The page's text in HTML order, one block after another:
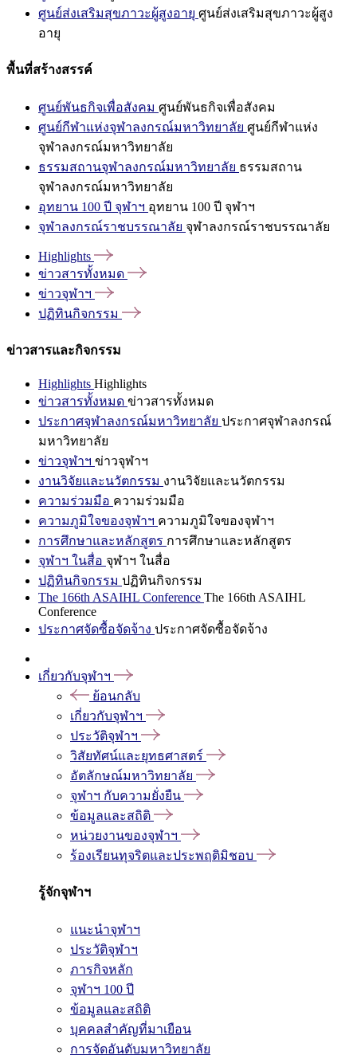
ศูนย์ส่งเสริมสุขภาวะผู้สูงอายุ ศูนย์ส่งเสริมสุขภาวะผู้สูง
อายุ
พื้นที่สร้างสรรค์
ศูนย์พันธกิจเพื่อสังคม ศูนย์พันธกิจเพื่อสังคม
ศูนย์กีฬาแห่งจุฬาลงกรณ์มหาวิทยาลัย ศูนย์กีฬาแห่ง
จุฬาลงกรณ์มหาวิทยาลัย
ธรรมสถานจุฬาลงกรณ์มหาวิทยาลัย ธรรมสถาน
จุฬาลงกรณ์มหาวิทยาลัย
อุทยาน 100 ปี จุฬาฯ อุทยาน 100 ปี จุฬาฯ
จุฬาลงกรณ์ราชบรรณาลัย จุฬาลงกรณ์ราชบรรณาลัย
Highlights
ข่าวสารทั้งหมด
ข่าวจุฬาฯ
ปฏิทินกิจกรรม
ข่าวสารและกิจกรรม
Highlights Highlights
ข่าวสารทั้งหมด ข่าวสารทั้งหมด
ประกาศจุฬาลงกรณ์มหาวิทยาลัย ประกาศจุฬาลงกรณ์
มหาวิทยาลัย
ข่าวจุฬาฯ ข่าวจุฬาฯ
งานวิจัยและนวัตกรรม งานวิจัยและนวัตกรรม
ความร่วมมือ ความร่วมมือ
ความภูมิใจของจุฬาฯ ความภูมิใจของจุฬาฯ
การศึกษาและหลักสูตร การศึกษาและหลักสูตร
จุฬาฯ ในสื่อ จุฬาฯ ในสื่อ
ปฏิทินกิจกรรม ปฏิทินกิจกรรม
The 166th ASAIHL Conference The 166th ASAIHL
Conference
ประกาศจัดซื้อจัดจ้าง ประกาศจัดซื้อจัดจ้าง
เกี่ยวกับจุฬาฯ
ย้อนกลับ
เกี่ยวกับจุฬาฯ
ประวัติจุฬาฯ
วิสัยทัศน์และยุทธศาสตร์
อัตลักษณ์มหาวิทยาลัย
จุฬาฯ กับความยั่งยืน
ข้อมูลและสถิติ
หน่วยงานของจุฬาฯ
ร้องเรียนทุจริตและประพฤติมิชอบ
รู้จักจุฬาฯ
แนะนำจุฬาฯ
ประวัติจุฬาฯ
ภารกิจหลัก
จุฬาฯ 100 ปี
ข้อมูลและสถิติ
บุคคลสำคัญที่มาเยือน
การจัดอันดับมหาวิทยาลัย